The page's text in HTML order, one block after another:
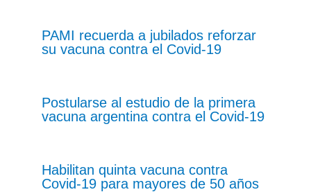
PAMI recuerda a jubilados reforzar
su vacuna contra el Covid-19
Postularse al estudio de la primera
vacuna argentina contra el Covid-19
Habilitan quinta vacuna contra
Covid-19 para mayores de 50 años